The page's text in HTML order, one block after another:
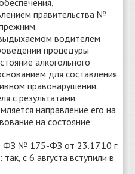
правительства №
водителем
процедуры
алкогольного
для составления
правонарушении.
с результатами
направление его на
на состояние
ФЗ № 175-ФЗ от 23.17.10 г.
с 6 августа вступили в